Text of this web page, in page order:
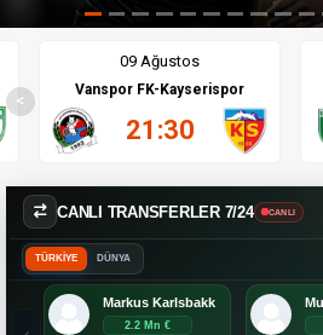
<
09 Ağustos
Vanspor FK-Kayserispor
21:30
CANLI TRANSFERLER 7/24 CANLI
TÜRKİYE DÜNYA
Markus Karlsbakk
2.2 Mn €